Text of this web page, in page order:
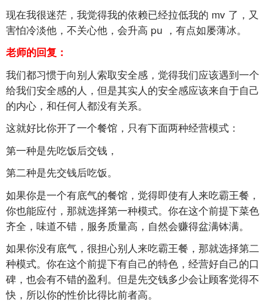
现在我很迷茫，我觉得我的依赖已经拉低我的 mv 了，又
害怕冷淡他，不关心他，会升高 pu ，有点如屡薄冰。
老师的回复：
我们都习惯于向别人索取安全感，觉得我们应该遇到一个
给我们安全感的人，但是其实人的安全感应该来自于自己
的内心，和任何人都没有关系。
这就好比你开了一个餐馆，只有下面两种经营模式：
第一种是先吃饭后交钱，
第二种是先交钱后吃饭。
如果你是一个有底气的餐馆，觉得即使有人来吃霸王餐，
你也能应付，那就选择第一种模式。你在这个前提下菜色
齐全，味道不错，服务质量高，自然会赚得盆满钵满。
如果你没有底气，很担心别人来吃霸王餐，那就选择第二
种模式。你在这个前提下有自己的特色，经营好自己的口
碑，也会有不错的盈利。但是先交钱多少会让顾客觉得不
快，所以你的性价比得比前者高。